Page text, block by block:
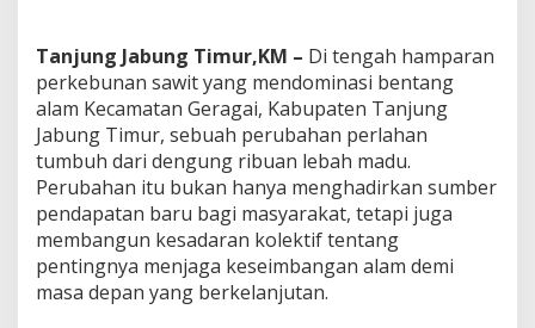
n
s
f
o
m
a
s
i
D
e
s
Tanjung Jabung Timur,KM – Di tengah hamparan
perkebunan sawit yang mendominasi bentang
alam Kecamatan Geragai, Kabupaten Tanjung
Jabung Timur, sebuah perubahan perlahan
tumbuh dari dengung ribuan lebah madu.
Perubahan itu bukan hanya menghadirkan sumber
pendapatan baru bagi masyarakat, tetapi juga
membangun kesadaran kolektif tentang
pentingnya menjaga keseimbangan alam demi
masa depan yang berkelanjutan.